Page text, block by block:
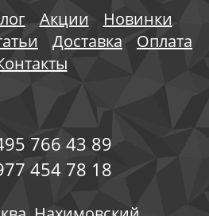
Акции
Новинки
Доставка
Оплата
766 43 89
454 78 18